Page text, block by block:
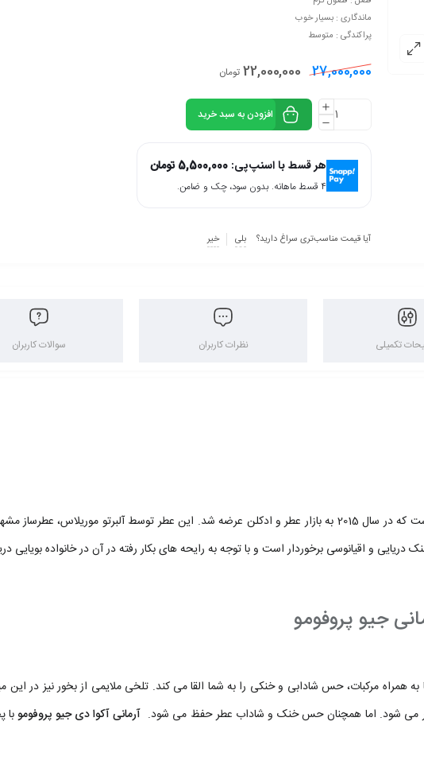
ماندگاری : بسیار خوب
پراکندگی : متوسط
27,000,000
22,000,000 تومان
افزودن به سبد خرید
هر قسط با اسنپ‌پی:5,500,000 تومان
۴ قسط ماهانه. بدون سود، چک و ضامن.
آیا قیمت مناسب‌تری سراغ دارید؟ بلی خیر
تکمیلی نظرات کاربران سوالات کاربران
عطرساز مشهور، طراحی شده است.
و اقیانوسی برخوردار است و با توجه به رایحه های بکار رفته در آن در خانواده بویایی
جیو پروفومو
به همراه مرکبات، حس شادابی و خنکی را به شما القا می کند. تلخی ملایمی از بخور نیز
می شود. اما همچنان حس خنک و شاداب عطر حفظ می شود. آرمانی آکوا دی جیو پروفوموبا